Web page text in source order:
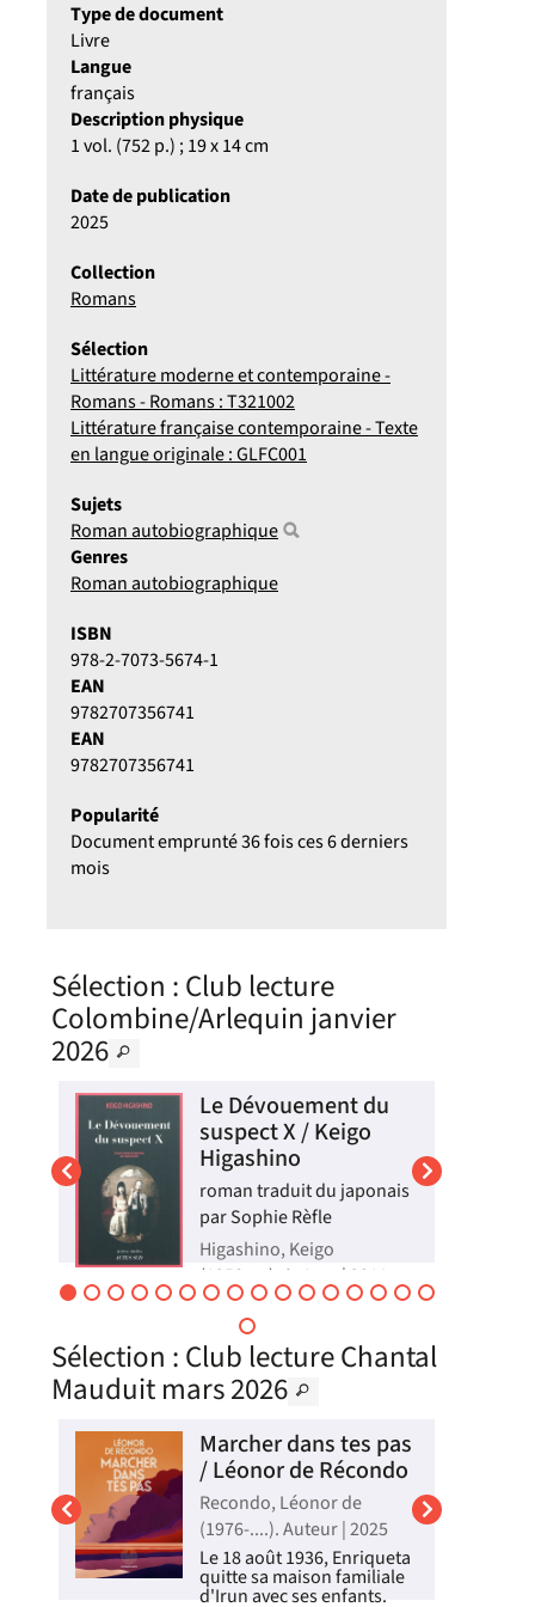
Type de document
Livre
Langue
français
Description physique
1 vol. (752 p.) ; 19 x 14 cm
Date de publication
2025
Collection
Romans
Sélection
Littérature moderne et contemporaine -
Romans - Romans : T321002
Littérature française contemporaine - Texte
en langue originale : GLFC001
Sujets
Roman autobiographique
Genres
Roman autobiographique
ISBN
978-2-7073-5674-1
EAN
9782707356741
EAN
9782707356741
Popularité
Document emprunté 36 fois ces 6 derniers
mois
Sélection : Club lecture
Colombine/Arlequin janvier
2026
Le Dévouement du
suspect X / Keigo
Higashino
roman traduit du japonais
par Sophie Rèfle
Higashino, Keigo
(1958-....). Auteur | 2011
Ishigami, un professeur de
mathématiques est
secrètement amoureux de
sa voisine Yasuko, une
divorcée qui élève seule sa
fille. Harcelée par son ex-
cherchant à protéger
l'enfant. Ishigami, qui a
tout entend...
Livre
Sélection : Club lecture Chantal
Mauduit mars 2026
Marcher dans tes pas
/ Léonor de Récondo
Recondo, Léonor de
(1976-....). Auteur | 2025
Le 18 août 1936, Enriqueta
quitte sa maison familiale
d'Irun avec ses enfants.